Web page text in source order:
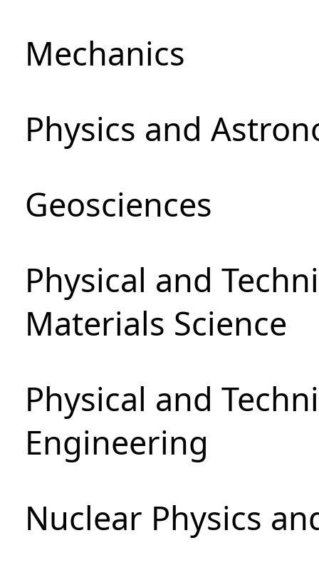
Mechanics
Physics and
Geosciences
Physical and
Materials Science
Physical and
Engineering
Nuclear Physics